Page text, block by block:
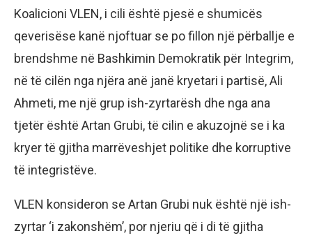
Koalicioni VLEN, i cili është pjesë e shumicës
qeverisëse kanë njoftuar se po fillon një përballje e
brendshme në Bashkimin Demokratik për Integrim,
në të cilën nga njëra anë janë kryetari i partisë, Ali
Ahmeti, me një grup ish-zyrtarësh dhe nga ana
tjetër është Artan Grubi, të cilin e akuzojnë se i ka
kryer të gjitha marrëveshjet politike dhe korruptive
të integristëve.
VLEN konsideron se Artan Grubi nuk është një ish-
zyrtar ‘i zakonshëm’, por njeriu që i di të gjitha